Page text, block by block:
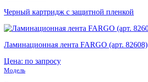
Черный картридж с защитной пленкой
Ламинационная лента FARGO (арт. 82608)
Цена: по запросу
Модель